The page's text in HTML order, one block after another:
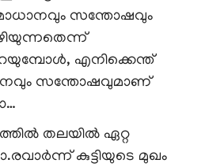
സന്തോഷവും
എനിക്കെന്ത്
സന്തോഷവുമാണ്
തലയിൽ ഏറ്റ
കുട്ടിയുടെ മുഖം